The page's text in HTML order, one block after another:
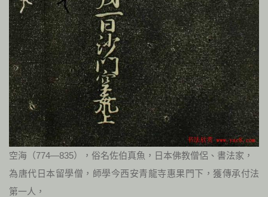
空海（774—835），俗名佐伯真魚，日本佛教僧侶、書法家，
為唐代日本留學僧，師學今西安青龍寺惠果門下，獲傳承付法
第一人，